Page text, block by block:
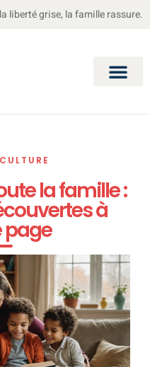
liberté grise, la famille rassure.
la famille :
à